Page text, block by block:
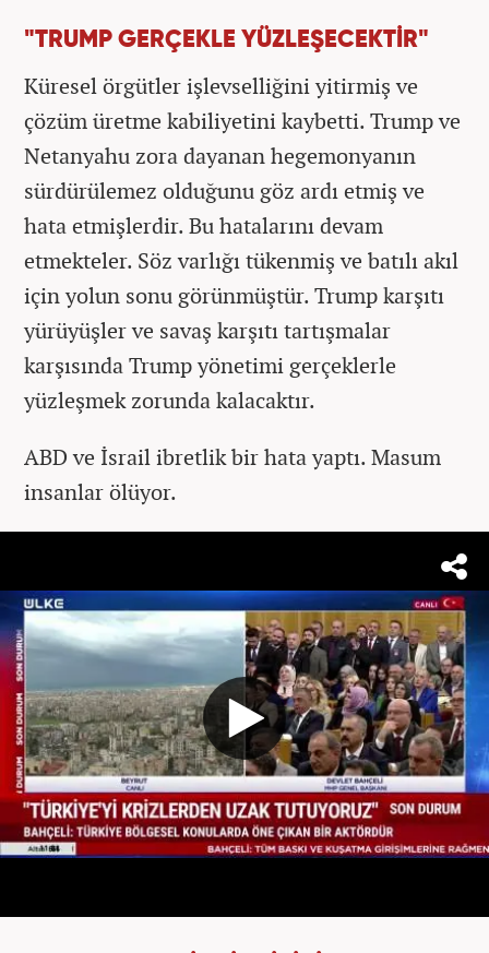
"TRUMP GERÇEKLE YÜZLEŞECEKTİR"
Küresel örgütler işlevselliğini yitirmiş ve
çözüm üretme kabiliyetini kaybetti. Trump ve
Netanyahu zora dayanan hegemonyanın
sürdürülemez olduğunu göz ardı etmiş ve
hata etmişlerdir. Bu hatalarını devam
etmekteler. Söz varlığı tükenmiş ve batılı akıl
için yolun sonu görünmüştür. Trump karşıtı
yürüyüşler ve savaş karşıtı tartışmalar
karşısında Trump yönetimi gerçeklerle
yüzleşmek zorunda kalacaktır.
ABD ve İsrail ibretlik bir hata yaptı. Masum
insanlar ölüyor.